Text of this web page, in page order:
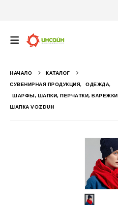
НАЧАЛО
КАТАЛОГ
СУВЕНИРНАЯ ПРОДУКЦИЯ, ОДЕЖДА,
ШАРФЫ, ШАПКИ, ПЕРЧАТКИ, ВАРЕЖКИ
ШАПКА VOZDUH